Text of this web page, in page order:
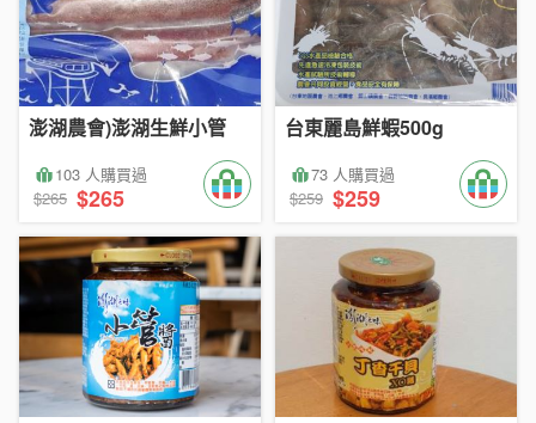
澎湖農會)澎湖生鮮小管
103 人購買過
$265 $265
台東麗島鮮蝦500g
73 人購買過
$259 $259